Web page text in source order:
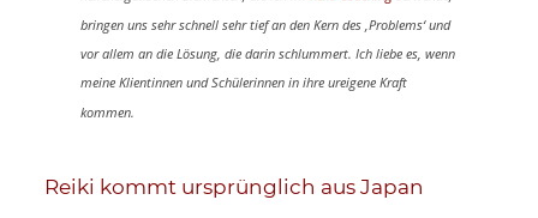
bringen uns sehr schnell sehr tief an den Kern des ‚Problems‘ und
vor allem an die Lösung, die darin schlummert. Ich liebe es, wenn
meine Klientinnen und Schülerinnen in ihre ureigene Kraft
kommen.
Reiki kommt ursprünglich aus Japan